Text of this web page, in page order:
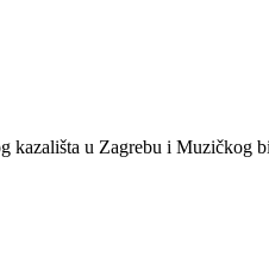
u Zagrebu i Muzičkog